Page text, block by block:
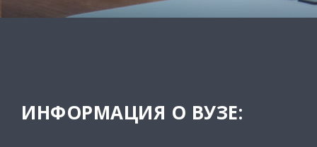
ИНФОРМАЦИЯ О ВУЗЕ: